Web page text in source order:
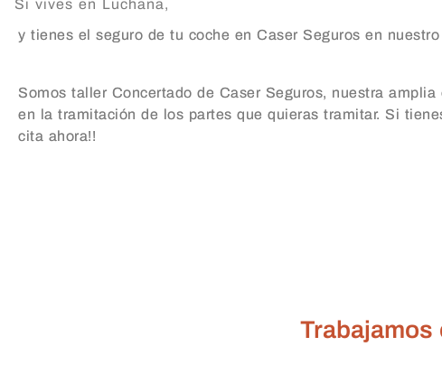
Si vives en Luchana,
y tienes el seguro de tu coche en Caser Seguros en
Somos taller Concertado de Caser Seguros, nuestra
en la tramitación de los partes que quieras tramitar. Si
cita ahora!!